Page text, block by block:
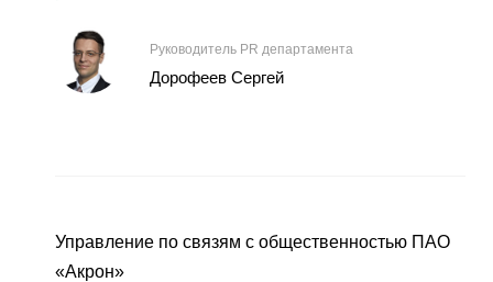
Руководитель PR департамента
Дорофеев Сергей
Управление по связям с общественностью ПАО
«Акрон»